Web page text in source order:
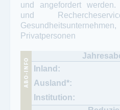
und angefordert werden.
und
Privatpersonen